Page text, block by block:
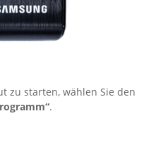
zu starten, wählen Sie den
.